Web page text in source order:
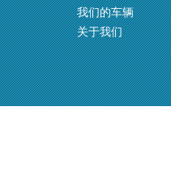
我们的车辆
关于我们